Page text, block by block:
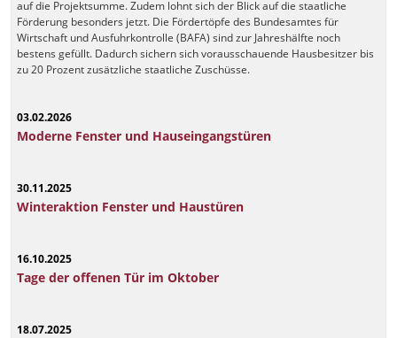
auf die Projektsumme. Zudem lohnt sich der Blick auf die staatliche
Förderung besonders jetzt. Die Fördertöpfe des Bundesamtes für
Wirtschaft und Ausfuhrkontrolle (BAFA) sind zur Jahreshälfte noch
bestens gefüllt. Dadurch sichern sich vorausschauende Hausbesitzer bis
zu 20 Prozent zusätzliche staatliche Zuschüsse.
03.02.2026
Moderne Fenster und Hauseingangstüren
30.11.2025
Winteraktion Fenster und Haustüren
16.10.2025
Tage der offenen Tür im Oktober
18.07.2025